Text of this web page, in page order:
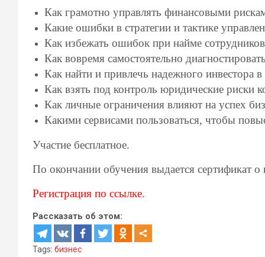
Как грамотно управлять финансовыми
Какие ошибки в стратегии и тактике
Как избежать ошибок при найме
Как вовремя самостоятельно
Как найти и привлечь надежного инвестора в
Как взять под контроль юридические риски
Как личные ограничения влияют на успех
Какими сервисами пользоваться, чтобы
Участие бесплатное.
По окончании обучения выдается сертификат
Регистрация по ссылке.
Рассказать об этом:
Tags: бизнес